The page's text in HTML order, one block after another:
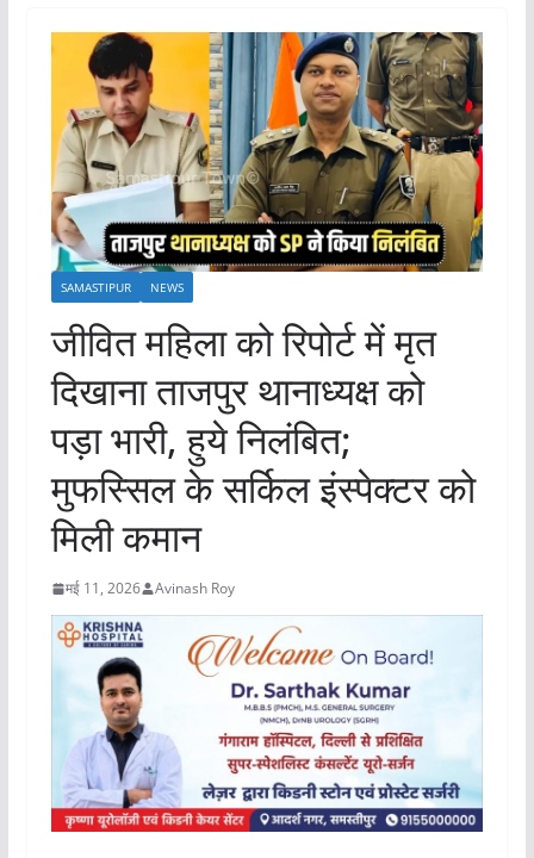
SAMASTIPUR NEWS
जीवित महिला को रिपोर्ट में मृत
दिखाना ताजपुर थानाध्यक्ष को
पड़ा भारी, हुये निलंबित;
मुफस्सिल के सर्किल इंस्पेक्टर को
मिली कमान
मई 11, 2026 Avinash Roy